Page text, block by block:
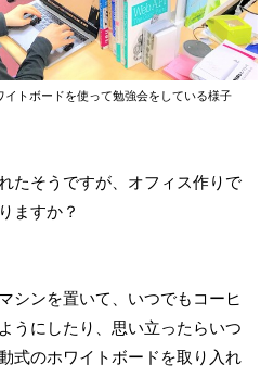
トボードを使って勉強会をしている様子
たそうですが、オフィス作りで
ますか？
シンを置いて、いつでもコーヒ
うにしたり、思い立ったらいつ
式のホワイトボードを取り入れ